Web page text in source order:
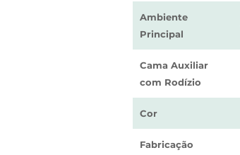
Ambiente
Principal
Cama Auxiliar
com Rodízio
Cor
Fabricação